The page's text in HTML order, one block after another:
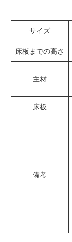
サイズ
床板までの高さ
主材
床板
備考